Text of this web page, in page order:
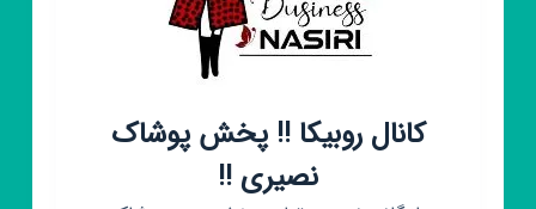
کانال روبیکا ‼️ پخش پوشاک
نصیری ‼️